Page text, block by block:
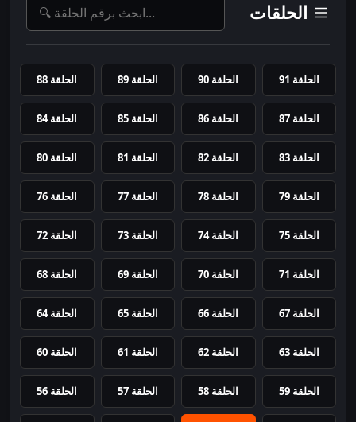
الحلقات
الحلقة 91 الحلقة 90 الحلقة 89 الحلقة 88
الحلقة 87 الحلقة 86 الحلقة 85 الحلقة 84
الحلقة 83 الحلقة 82 الحلقة 81 الحلقة 80
الحلقة 79 الحلقة 78 الحلقة 77 الحلقة 76
الحلقة 75 الحلقة 74 الحلقة 73 الحلقة 72
الحلقة 71 الحلقة 70 الحلقة 69 الحلقة 68
الحلقة 67 الحلقة 66 الحلقة 65 الحلقة 64
الحلقة 63 الحلقة 62 الحلقة 61 الحلقة 60
الحلقة 59 الحلقة 58 الحلقة 57 الحلقة 56